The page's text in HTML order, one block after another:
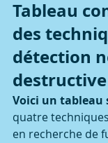
Tableau
des
détection
destructive
Voici un
quatre
en recherche de